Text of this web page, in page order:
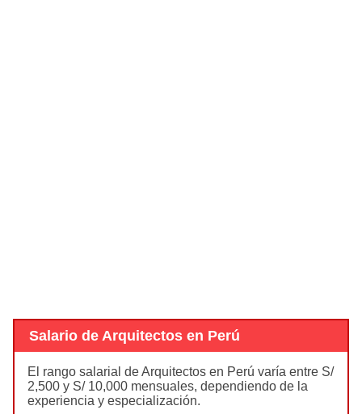
Salario de Arquitectos en Perú
El rango salarial de Arquitectos en Perú varía entre S/
2,500 y S/ 10,000 mensuales, dependiendo de la
experiencia y especialización.